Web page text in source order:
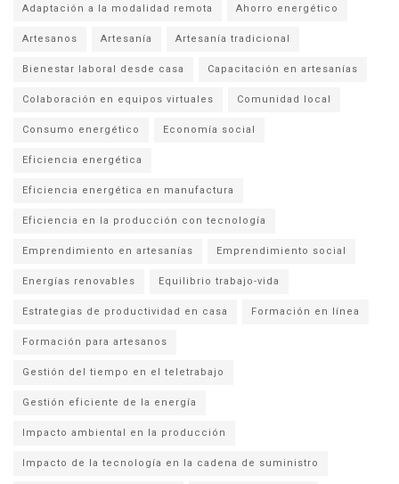
Adaptación a la modalidad remota Ahorro energético
Artesanos Artesanía Artesanía tradicional
Bienestar laboral desde casa Capacitación en artesanías
Colaboración en equipos virtuales Comunidad local
Consumo energético Economía social
Eficiencia energética
Eficiencia energética en manufactura
Eficiencia en la producción con tecnología
Emprendimiento en artesanías Emprendimiento social
Energías renovables Equilibrio trabajo-vida
Estrategias de productividad en casa Formación en línea
Formación para artesanos
Gestión del tiempo en el teletrabajo
Gestión eficiente de la energía
Impacto ambiental en la producción
Impacto de la tecnología en la cadena de suministro